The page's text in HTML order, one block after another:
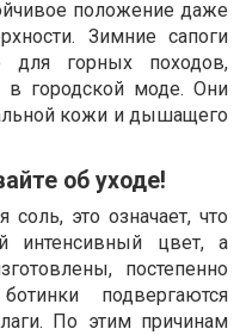
положение даже
Зимние сапоги
для горных походов,
в городской моде. Они
кожи и дышащего
об уходе!
это означает, что
интенсивный цвет, а
постепенно
подвергаются
По этим причинам